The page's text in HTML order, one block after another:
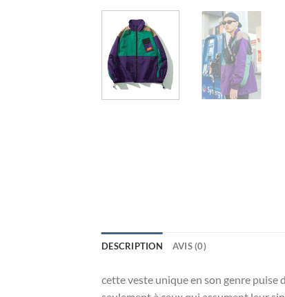
DESCRIPTION AVIS (0)
cette veste unique en son genre puise